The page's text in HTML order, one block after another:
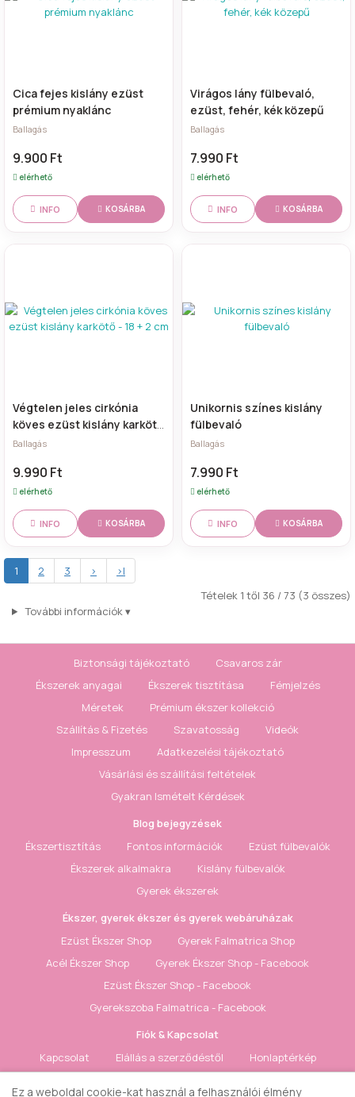
Cica fejes kislány ezüst
prémium nyaklánc
Ballagás
9.900 Ft
elérhető
INFO KOSÁRBA
Virágos lány fülbevaló,
ezüst, fehér, kék közepű
Ballagás
7.990 Ft
elérhető
INFO KOSÁRBA
Végtelen jeles cirkónia
köves ezüst kislány karkötő
- 18 + 2 cm
Ballagás
9.990 Ft
elérhető
INFO KOSÁRBA
Unikornis színes kislány
fülbevaló
Ballagás
7.990 Ft
elérhető
INFO KOSÁRBA
1 2 3 >
>|
Tételek 1 től 36 / 73 (3 összes)
További információk▾
Biztonsági tájékoztató
Csavaros zár
Ékszerek anyagai
Ékszerek tisztítása
Fémjelzés
Méretek
Prémium ékszer kollekció
Szállítás & Fizetés
Szavatosság
Videók
Impresszum
Adatkezelési tájékoztató
Vásárlási és szállítási feltételek
Gyakran Ismételt Kérdések
Blog bejegyzések
Ékszertisztítás
Fontos információk
Ezüst fülbevalók
Ékszerek alkalmakra
Kislány fülbevalók
Gyerek ékszerek
Ékszer, gyerek ékszer és gyerek webáruházak
Ezüst Ékszer Shop
Gyerek Falmatrica Shop
Acél Ékszer Shop
Gyerek Ékszer Shop - Facebook
Ezüst Ékszer Shop - Facebook
Gyerekszoba Falmatrica - Facebook
Fiók & Kapcsolat
Kapcsolat
Elállás a szerződéstől
Honlaptérkép
Ez a weboldal cookie-kat használ a felhasználói élmény